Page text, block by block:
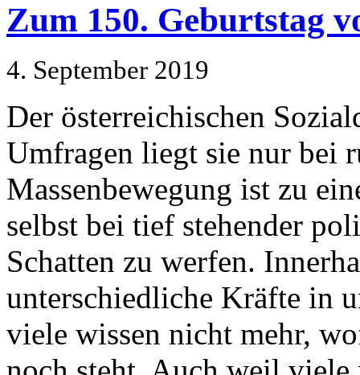
Zum 150. Geburtstag
4. September 2019
Der österreichischen
Umfragen liegt sie nur bei
Massenbewegung ist zu
selbst bei tief stehender
Schatten zu werfen.
unterschiedliche Kräfte in
viele wissen nicht mehr,